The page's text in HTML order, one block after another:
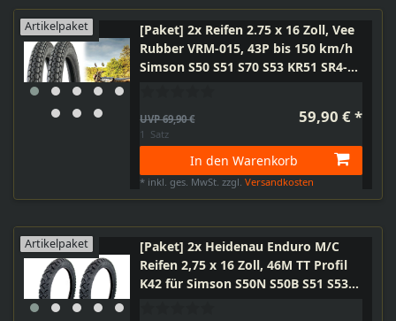
Artikelpaket
[Paket] 2x Reifen 2.75 x 16 Zoll, Vee
Rubber VRM-015, 43P bis 150 km/h
Simson S50 S51 S70 S53 KR51 SR4-2
UVP 69,90 € 59,90 € *
1 Satz
In den Warenkorb
* inkl. ges. MwSt. zzgl.Versandkosten
Artikelpaket
[Paket] 2x Heidenau Enduro M/C
Reifen 2,75 x 16 Zoll, 46M TT Profil
K42 für Simson S50N S50B S51 S53